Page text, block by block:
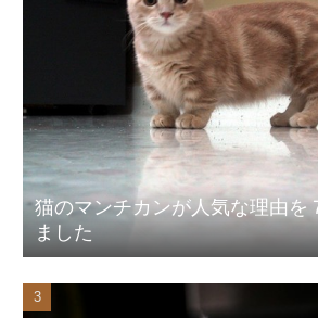
猫のマンチカンが人気な理由を
ました